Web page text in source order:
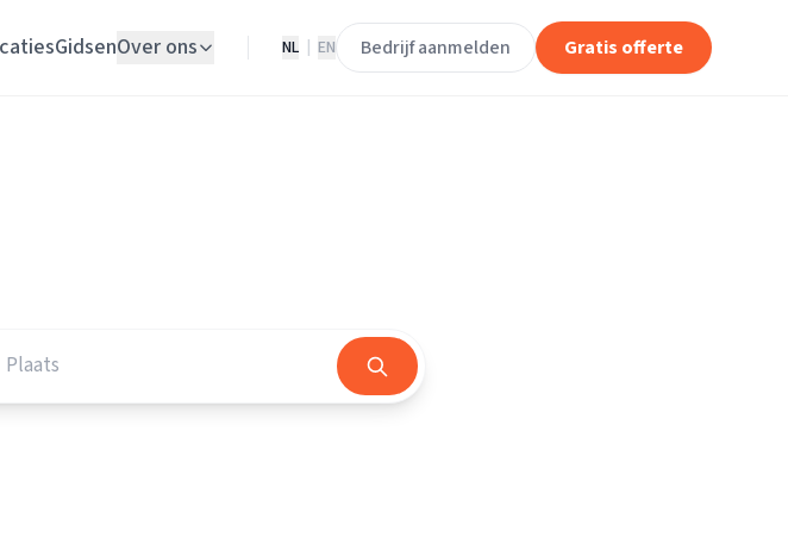
GidsenOver ons NL EN Bedrijf aanmelden Gratis offerte